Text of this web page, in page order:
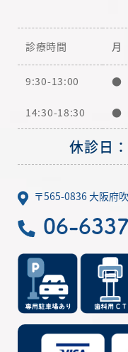
診療時間 月
9:30-13:00 ●
14:30-18:30 ●
休診日
〒565-0836 大阪府
06-